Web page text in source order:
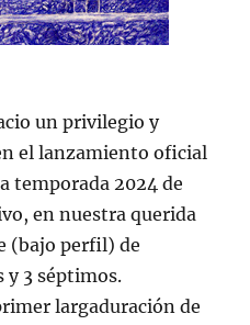
un privilegio y
el lanzamiento oficial
temporada 2024 de
en nuestra querida
(bajo perfil) de
y 3 séptimos.
largaduración de